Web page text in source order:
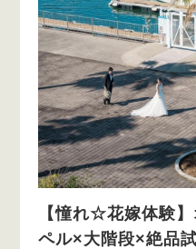
【憧れ☆花嫁体験
ペル×大階段×絶品